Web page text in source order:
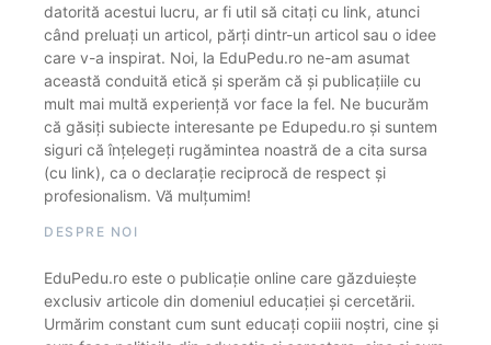
datorită acestui lucru, ar fi util să citați cu link, atunci
când preluați un articol, părți dintr-un articol sau o idee
care v-a inspirat. Noi, la EduPedu.ro ne-am asumat
această conduită etică și sperăm că și publicațiile cu
mult mai multă experiență vor face la fel. Ne bucurăm
că găsiți subiecte interesante pe Edupedu.ro și suntem
siguri că înțelegeți rugămintea noastră de a cita sursa
(cu link), ca o declarație reciprocă de respect și
profesionalism. Vă mulțumim!
DESPRE NOI
EduPedu.ro este o publicație online care găzduiește
exclusiv articole din domeniul educației și cercetării.
Urmărim constant cum sunt educați copiii noștri, cine și